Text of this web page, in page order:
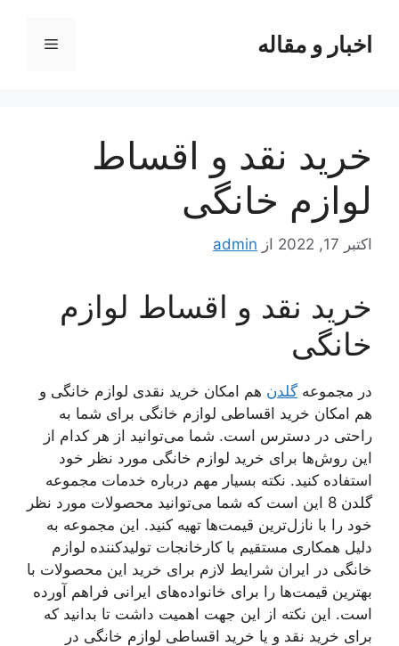
محتوااخبار و مقاله فهرست
خرید نقد و اقساط
لوازم خانگی
اکتبر 17, 2022 از admin
خرید نقد و اقساط لوازم
خانگی
در مجموعه گلدن هم امکان خرید نقدی لوازم خانگی و
هم امکان خرید اقساطی لوازم خانگی برای شما به
راحتی در دسترس است. شما می‌توانید از هر کدام از
این روش‌ها برای خرید لوازم خانگی مورد نظر خود
استفاده کنید. نکته بسیار مهم درباره خدمات مجموعه
گلدن 8 این است که شما می‌توانید محصولات مورد نظر
خود را با نازل‌ترین قیمت‌ها تهیه کنید. این مجموعه به
دلیل همکاری مستقیم با کارخانجات تولیدکننده لوازم
خانگی در ایران شرایط لازم برای خرید این محصولات با
بهترین قیمت‌ها را برای خانواده‌های ایرانی فراهم آورده
است. این نکته از این جهت اهمیت داشت تا بدانید که
برای خرید نقد و یا خرید اقساطی لوازم خانگی در